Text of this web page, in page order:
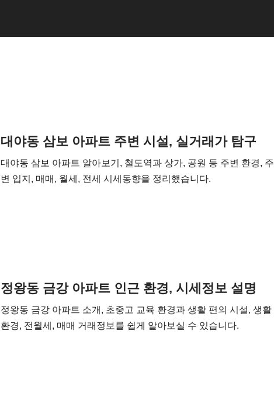
대야동 삼보 아파트 주변 시설, 실거래가 탐구
대야동 삼보 아파트 알아보기, 철도역과 상가, 공원 등 주변 환경, 주
변 입지, 매매, 월세, 전세 시세동향을 정리했습니다.
정왕동 금강 아파트 인근 환경, 시세정보 설명
정왕동 금강 아파트 소개, 초중고 교육 환경과 생활 편의 시설, 생활
환경, 전월세, 매매 거래정보를 쉽게 알아보실 수 있습니다.